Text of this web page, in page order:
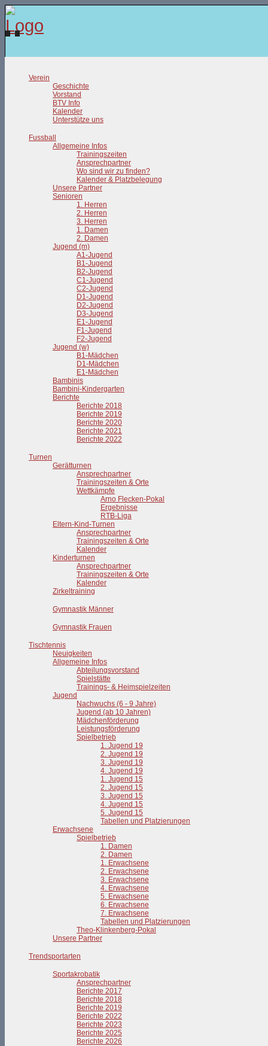
Verein
Geschichte
Vorstand
BTV Info
Kalender
Unterstütze uns
Fussball
Allgemeine Infos
Trainingszeiten
Ansprechpartner
Wo sind wir zu finden?
Kalender & Platzbelegung
Unsere Partner
Senioren
1. Herren
2. Herren
3. Herren
1. Damen
2. Damen
Jugend (m)
A1-Jugend
B1-Jugend
B2-Jugend
C1-Jugend
C2-Jugend
D1-Jugend
D2-Jugend
D3-Jugend
E1-Jugend
F1-Jugend
F2-Jugend
Jugend (w)
B1-Mädchen
D1-Mädchen
E1-Mädchen
Bambinis
Bambini-Kindergarten
Berichte
Berichte 2018
Berichte 2019
Berichte 2020
Berichte 2021
Berichte 2022
Turnen
Gerätturnen
Ansprechpartner
Trainingszeiten & Orte
Wettkämpfe
Arno Flecken-Pokal
Ergebnisse
RTB-Liga
Eltern-Kind-Turnen
Ansprechpartner
Trainingszeiten & Orte
Kalender
Kinderturnen
Ansprechpartner
Trainingszeiten & Orte
Kalender
Zirkeltraining
Gymnastik Männer
Gymnastik Frauen
Tischtennis
Neuigkeiten
Allgemeine Infos
Abteilungsvorstand
Spielstätte
Trainings- & Heimspielzeiten
Jugend
Nachwuchs (6 - 9 Jahre)
Jugend (ab 10 Jahren)
Mädchenförderung
Leistungsförderung
Spielbetrieb
1. Jugend 19
2. Jugend 19
3. Jugend 19
4. Jugend 19
1. Jugend 15
2. Jugend 15
3. Jugend 15
4. Jugend 15
5. Jugend 15
Tabellen und Platzierungen
Erwachsene
Spielbetrieb
1. Damen
2. Damen
1. Erwachsene
2. Erwachsene
3. Erwachsene
4. Erwachsene
5. Erwachsene
6. Erwachsene
7. Erwachsene
Tabellen und Platzierungen
Theo-Klinkenberg-Pokal
Unsere Partner
Trendsportarten
Sportakrobatik
Ansprechpartner
Berichte 2017
Berichte 2018
Berichte 2019
Berichte 2022
Berichte 2023
Berichte 2025
Berichte 2026